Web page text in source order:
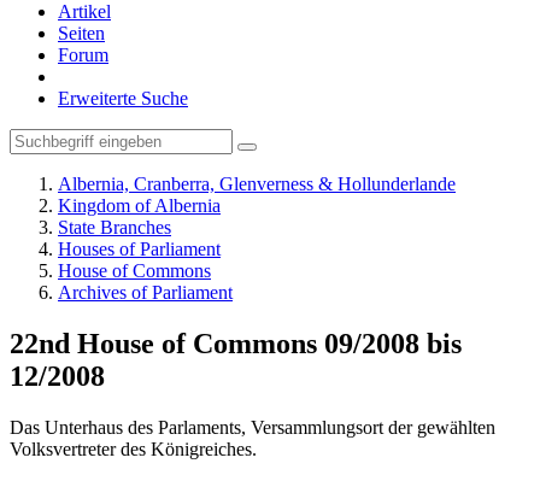
Artikel
Seiten
Forum
Erweiterte Suche
Albernia, Cranberra, Glenverness & Hollunderlande
Kingdom of Albernia
State Branches
Houses of Parliament
House of Commons
Archives of Parliament
22nd House of Commons 09/2008 bis
12/2008
Das Unterhaus des Parlaments, Versammlungsort der gewählten
Volksvertreter des Königreiches.